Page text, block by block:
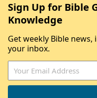
Sign Up for Bible
Knowledge
Get weekly Bible
your inbox.